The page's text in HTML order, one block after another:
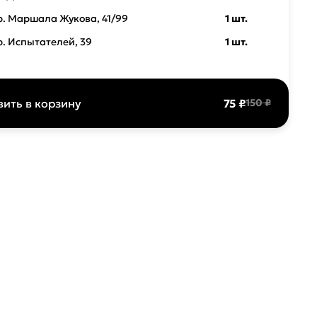
Маршала Жукова, 41/99
1 шт.
Испытателей, 39
1 шт.
в корзину 75 ₽150 ₽